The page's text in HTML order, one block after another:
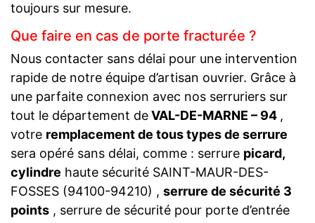
toujours sur mesure.
Que faire en cas de porte fracturée ?
Nous contacter sans délai pour une intervention
rapide de notre équipe d’artisan ouvrier. Grâce à
une parfaite connexion avec nos serruriers sur
tout le département deVAL-DE-MARNE – 94 ,
votre remplacement de tous types de serrure
sera opéré sans délai, comme : serrure picard,
cylindre haute sécurité SAINT-MAUR-DES-
FOSSES (94100-94210) , serrure de sécurité 3
points , serrure de sécurité pour porte d’entrée